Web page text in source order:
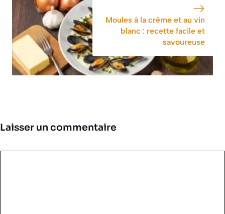
Moules à la crème et au vin
blanc : recette facile et
savoureuse
Laisser un commentaire